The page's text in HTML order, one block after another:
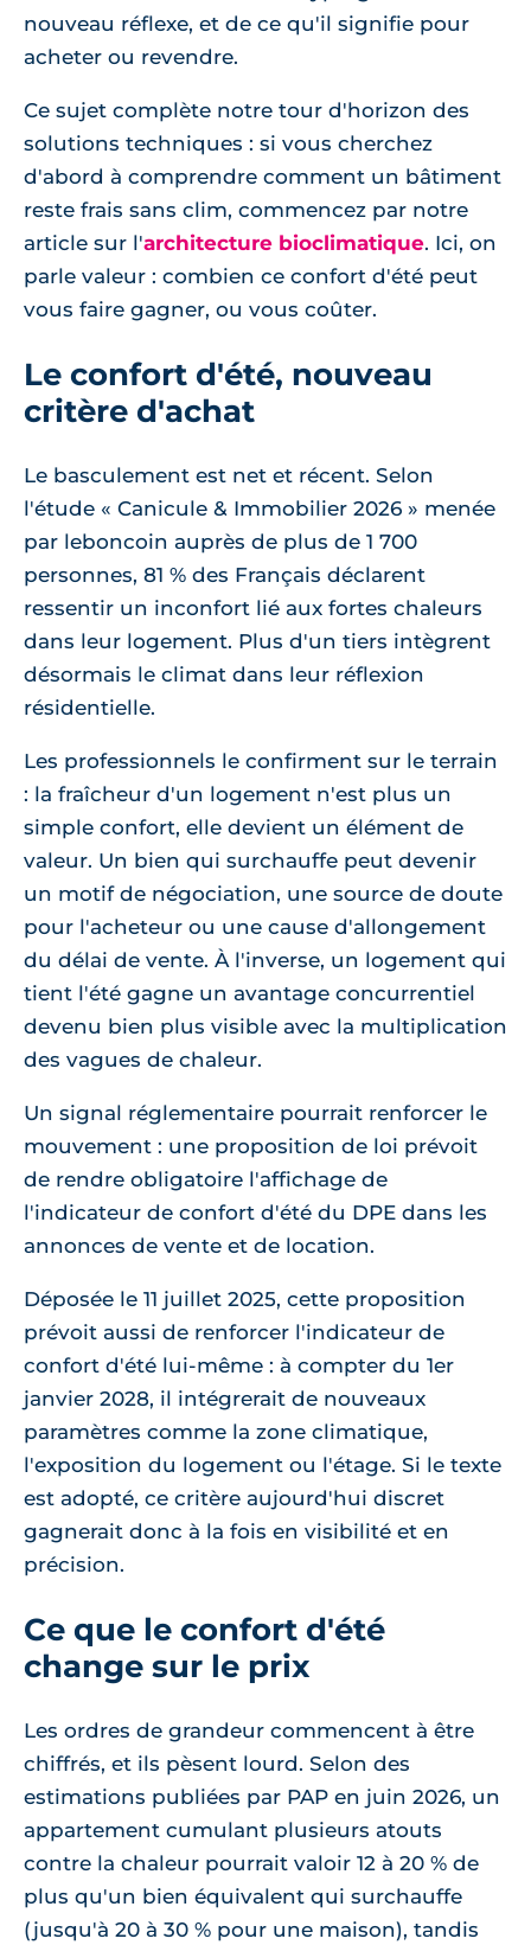
nouveau réflexe, et de ce qu'il signifie pour
acheter ou revendre.
Ce sujet complète notre tour d'horizon des
solutions techniques : si vous cherchez
d'abord à comprendre comment un bâtiment
reste frais sans clim, commencez par notre
article sur l'architecture bioclimatique. Ici, on
parle valeur : combien ce confort d'été peut
vous faire gagner, ou vous coûter.
Le confort d'été, nouveau
critère d'achat
Le basculement est net et récent. Selon
l'étude « Canicule & Immobilier 2026 » menée
par leboncoin auprès de plus de 1 700
personnes, 81 % des Français déclarent
ressentir un inconfort lié aux fortes chaleurs
dans leur logement. Plus d'un tiers intègrent
désormais le climat dans leur réflexion
résidentielle.
Les professionnels le confirment sur le terrain
: la fraîcheur d'un logement n'est plus un
simple confort, elle devient un élément de
valeur. Un bien qui surchauffe peut devenir
un motif de négociation, une source de doute
pour l'acheteur ou une cause d'allongement
du délai de vente. À l'inverse, un logement qui
tient l'été gagne un avantage concurrentiel
devenu bien plus visible avec la multiplication
des vagues de chaleur.
Un signal réglementaire pourrait renforcer le
mouvement : une proposition de loi prévoit
de rendre obligatoire l'affichage de
l'indicateur de confort d'été du DPE dans les
annonces de vente et de location.
Déposée le 11 juillet 2025, cette proposition
prévoit aussi de renforcer l'indicateur de
confort d'été lui-même : à compter du 1er
janvier 2028, il intégrerait de nouveaux
paramètres comme la zone climatique,
l'exposition du logement ou l'étage. Si le texte
est adopté, ce critère aujourd'hui discret
gagnerait donc à la fois en visibilité et en
précision.
Ce que le confort d'été
change sur le prix
Les ordres de grandeur commencent à être
chiffrés, et ils pèsent lourd. Selon des
estimations publiées par PAP en juin 2026, un
appartement cumulant plusieurs atouts
contre la chaleur pourrait valoir 12 à 20 % de
plus qu'un bien équivalent qui surchauffe
(jusqu'à 20 à 30 % pour une maison), tandis